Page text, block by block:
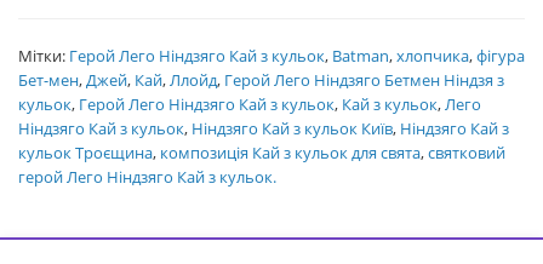
Мітки: Герой Лего Ніндзяго Кай з кульок, Batman,хлопчика,фігура
Бет-мен,Джей, Кай,Ллойд, Герой Лего Ніндзяго Бетмен Ніндзя з
кульок, Герой Лего Ніндзяго Кай з кульок, Кай з кульок,Лего
Ніндзяго Кай з кульок, Ніндзяго Кай з кульок Київ, Ніндзяго Кай з
кульок Троєщина, композиція Кай з кульок для свята,святковий
герой Лего Ніндзяго Кай з кульок.